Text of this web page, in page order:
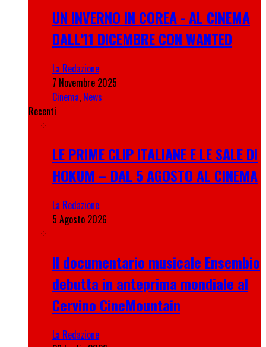
UN INVERNO IN COREA - AL CINEMA
DALL'11 DICEMBRE CON WANTED
La Redazione
7 Novembre 2025
Cinema, News
Recenti
LE PRIME CLIP ITALIANE E LE SALE DI
HOKUM – DAL 5 AGOSTO AL CINEMA
La Redazione
5 Agosto 2026
Il documentario musicale Ensembio
debutta in anteprima mondiale al
Cervino CineMountain
La Redazione